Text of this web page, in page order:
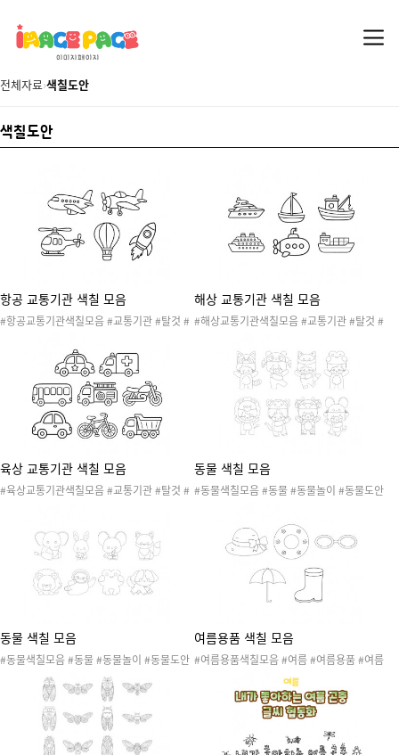
전체자료›색칠도안
색칠도안
항공 교통기관 색칠 모음
#항공교통기관색칠모음 #교통기관 #탈것 #
#항공교통기관 #경비행기 #비행기 #열기구
#우주선 #헬리콥터 #색칠도안
해상 교통기관 색칠 모음
#해상교통기관색칠모음 #교통기관 #탈것 #
#해상교통기관 #돛단배 #보트 #어선 #여객
선 #잠수함 #화물선 #색칠도안
육상 교통기관 색칠 모음
#육상교통기관색칠모음 #교통기관 #탈것 #
방차 #오토바이 #자동차 #자전거 #트럭 #색
동물 색칠 모음
#동물색칠모음 #동물 #동물놀이 #동물도안
#기린 #사자 #소 #여우 #쥐 #팬더 #색칠도
안 #동물색칠도안
동물 색칠 모음
#동물색칠모음 #동물 #동물놀이 #동물도안
#동물활동 #동물환경구성 #강아지 #개구리
#기린 #나무늘보 #사자 #소 #여우 #젖소 #
쥐 #코끼리 #토끼 #팬더 #동물색칠도안 #색
여름용품 색칠 모음
#여름용품색칠모음 #여름 #여름용품 #여름
활동 #여름도안 #여름놀이 #색칠도안 #물안
경 #밀짚모자 #우산 #장화 #튜브